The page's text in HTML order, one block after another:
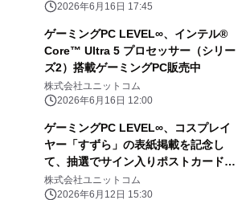
2026年6月16日 17:45
ゲーミングPC LEVEL∞、インテル®
Core™ Ultra 5 プロセッサー（シリー
ズ2）搭載ゲーミングPC販売中
株式会社ユニットコム
2026年6月16日 12:00
ゲーミングPC LEVEL∞、コスプレイ
ヤー「すずら」の表紙掲載を記念し
て、抽選でサイン入りポストカードや
デバイス3点セットが当たるキャンペ
ーンを実施
株式会社ユニットコム
2026年6月12日 15:30